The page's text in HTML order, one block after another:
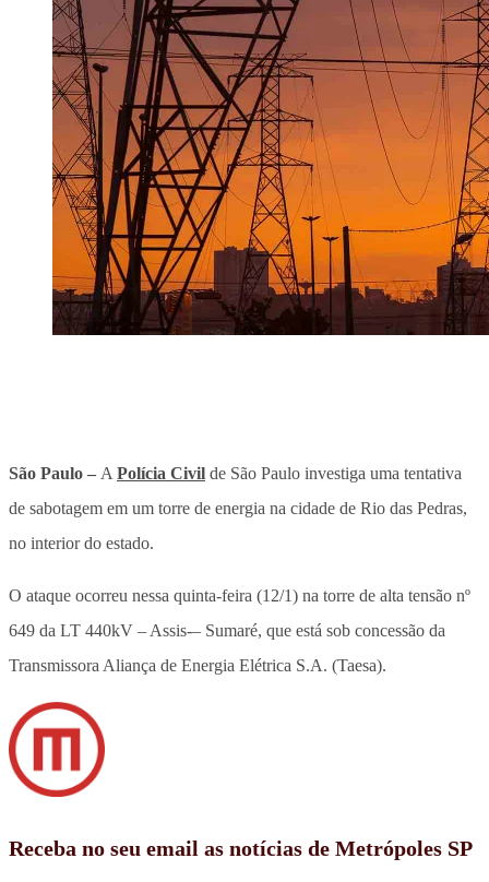
São Paulo – A Polícia Civil de São Paulo investiga uma tentativa
de sabotagem em um torre de energia na cidade de Rio das Pedras,
no interior do estado.
O ataque ocorreu nessa quinta-feira (12/1) na torre de alta tensão nº
649 da LT 440kV – Assis-– Sumaré, que está sob concessão da
Transmissora Aliança de Energia Elétrica S.A. (Taesa).
Receba no seu email as notícias de Metrópoles SP